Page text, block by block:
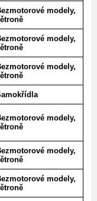
modely,
modely,
modely,
modely,
modely,
modely,